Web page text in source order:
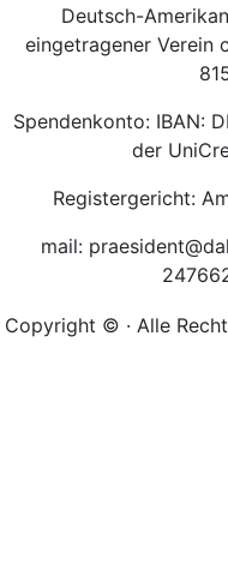
Deutsch-
eingetragener Verein
Spendenkonto: IBAN:
der
Registergericht:
mail:
Copyright © · Alle